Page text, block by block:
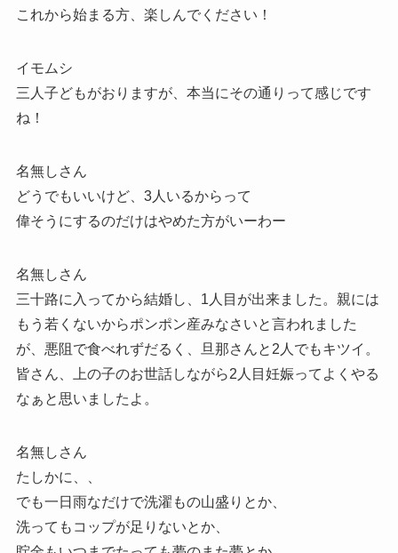
これから始まる方、楽しんでください！
イモムシ
三人子どもがおりますが、本当にその通りって感じです
ね！
名無しさん
どうでもいいけど、3人いるからって
偉そうにするのだけはやめた方がいーわー
名無しさん
三十路に入ってから結婚し、1人目が出来ました。親には
もう若くないからポンポン産みなさいと言われました
が、悪阻で食べれずだるく、旦那さんと2人でもキツイ。
皆さん、上の子のお世話しながら2人目妊娠ってよくやる
なぁと思いましたよ。
名無しさん
たしかに、、
でも一日雨なだけで洗濯もの山盛りとか、
洗ってもコップが足りないとか、